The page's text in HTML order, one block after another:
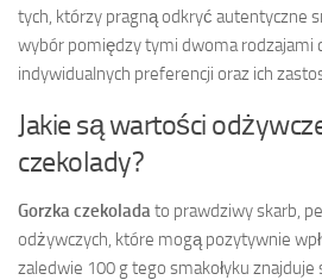
tych, którzy pragną odkryć autentyczne
wybór pomiędzy tymi dwoma rodzajami
indywidualnych preferencji oraz ich
Jakie są wartości
czekolady?
Gorzka czekolada to prawdziwy skarb,
odżywczych, które mogą pozytywnie
zaledwie 100 g tego smakołyku znajduje